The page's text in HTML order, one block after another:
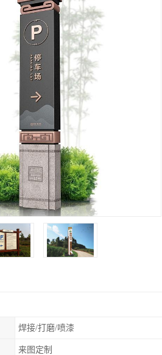
焊接/打磨/喷漆
来图定制